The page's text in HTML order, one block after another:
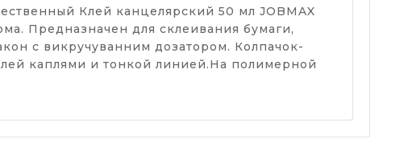
Клей канцелярский 50 мл JOBMAX
Предназначен для склеивания бумаги,
с викручуванним дозатором. Колпачок-
каплями и тонкой линией.На полимерной